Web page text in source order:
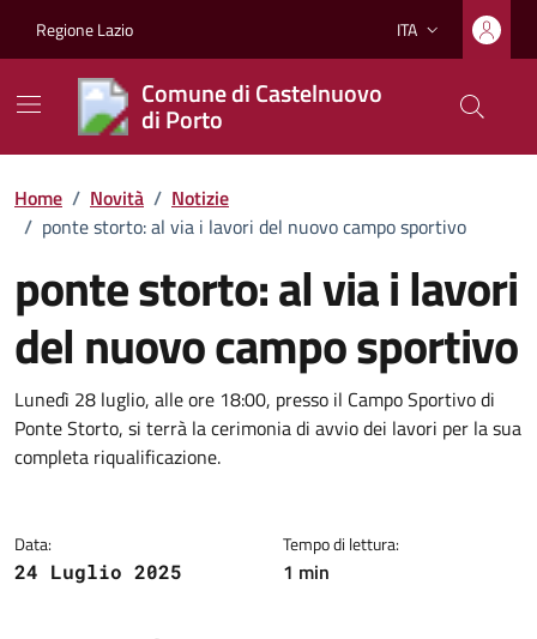
Regione Lazio Lingua attiva:
ITA
Comune di Castelnuovo
di Porto
Home / Novità / Notizie
/ ponte storto: al via i lavori del nuovo campo sportivo
ponte storto: al via i lavori
del nuovo campo sportivo
Dettagli della notizia
Lunedì 28 luglio, alle ore 18:00, presso il Campo Sportivo di
Ponte Storto, si terrà la cerimonia di avvio dei lavori per la sua
completa riqualificazione.
Data:
24 Luglio 2025
Tempo di lettura:
1 min